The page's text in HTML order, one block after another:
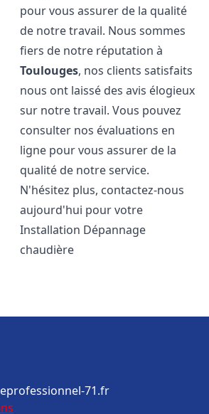
pour vous assurer de la qualité
de notre travail. Nous sommes
fiers de notre réputation à
Toulouges, nos clients satisfaits
nous ont laissé des avis élogieux
sur notre travail. Vous pouvez
consulter nos évaluations en
ligne pour vous assurer de la
qualité de notre service.
N'hésitez plus, contactez-nous
aujourd'hui pour votre
Installation Dépannage
chaudière
71.fr